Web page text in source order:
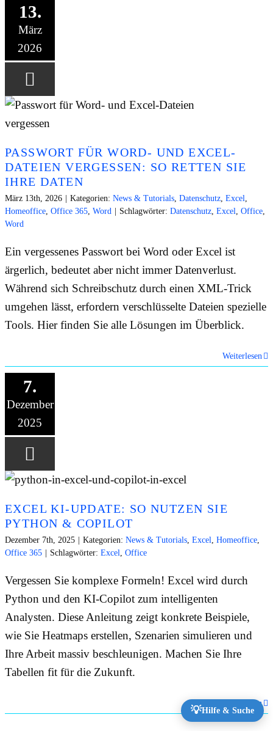
13.
März
2026
PASSWORT FÜR WORD- UND EXCEL-
DATEIEN VERGESSEN: SO RETTEN SIE
IHRE DATEN
März 13th, 2026 Kategorien: News & Tutorials, Datenschutz, Excel,
Homeoffice, Office 365, Word Schlagwörter: Datenschutz, Excel, Office,
Word
Ein vergessenes Passwort bei Word oder Excel ist
ärgerlich, bedeutet aber nicht immer Datenverlust.
Während sich Schreibschutz durch einen XML-Trick
umgehen lässt, erfordern verschlüsselte Dateien spezielle
Tools. Hier finden Sie alle Lösungen im Überblick.
Weiterlesen
7.
Dezember
2025
EXCEL KI-UPDATE: SO NUTZEN SIE
PYTHON & COPILOT
Dezember 7th, 2025 Kategorien: News & Tutorials, Excel, Homeoffice,
Office 365
Schlagwörter: Excel, Office
Vergessen Sie komplexe Formeln! Excel wird durch
Python und den KI-Copilot zum intelligenten
Analysten. Diese Anleitung zeigt konkrete Beispiele,
wie Sie Heatmaps erstellen, Szenarien simulieren und
Ihre Arbeit massiv beschleunigen. Machen Sie Ihre
Tabellen fit für die Zukunft.
Weiterlesen
💡Hilfe & Suche